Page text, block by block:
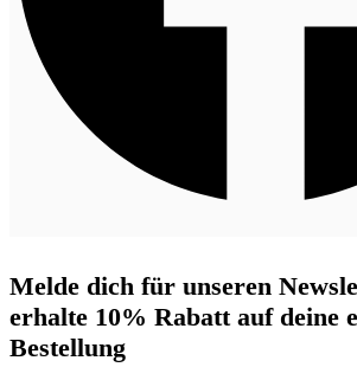
Melde dich für unseren
erhalte 10% Rabatt auf deine
Bestellung